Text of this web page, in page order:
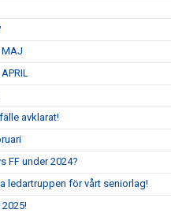
MAJ
avklarat!
FF under 2024?
ledartruppen för vårt seniorlag!